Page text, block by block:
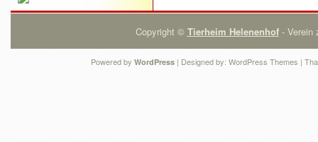
Copyright © Tierheim Helenenhof- Verein
Powered by WordPress | Designed by: WordPress Themes |